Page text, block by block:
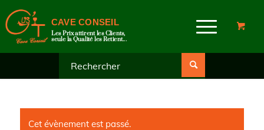
CAVE CONSEIL
Les Prix attirent les Clients,
seule la Qualité les Retient...
Cet évènement est passé.